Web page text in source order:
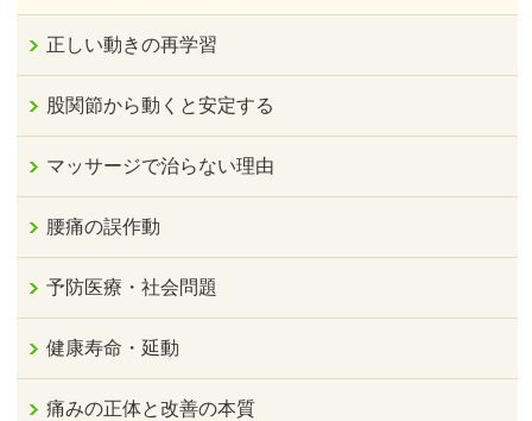
正しい動きの再学習
股関節から動くと安定する
マッサージで治らない理由
腰痛の誤作動
予防医療・社会問題
健康寿命・延動
痛みの正体と改善の本質